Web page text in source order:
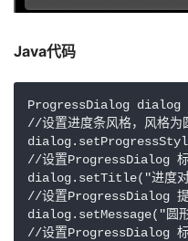
Java代码
ProgressDialog
//设置进度条风格，风格为
//设置ProgressDialog
dialog.setTitle("进度
//设置ProgressDialog 提
dialog.setMessage("圆
//设置ProgressDialog 标